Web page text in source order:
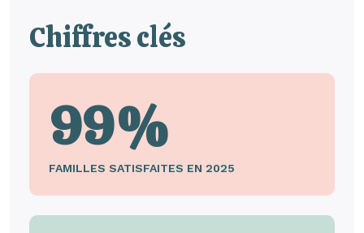
Chiffres clés
99%
FAMILLES SATISFAITES EN 2025